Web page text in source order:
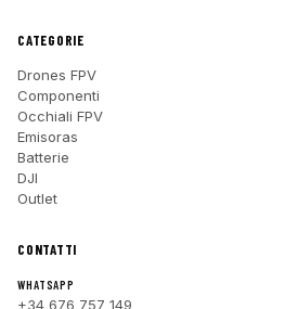
CATEGORIE
Drones FPV
Componenti
Occhiali FPV
Emisoras
Batterie
DJI
Outlet
CONTATTI
WHATSAPP
+34 676 757 149